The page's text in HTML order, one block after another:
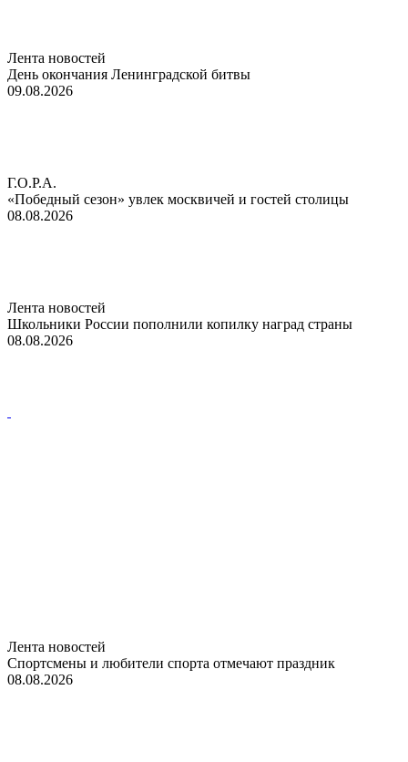
Лента новостей
День окончания Ленинградской битвы
09.08.2026
Г.О.Р.А.
«Победный сезон» увлек москвичей и гостей столицы
08.08.2026
Лента новостей
Школьники России пополнили копилку наград страны
08.08.2026
Лента новостей
Спортсмены и любители спорта отмечают праздник
08.08.2026